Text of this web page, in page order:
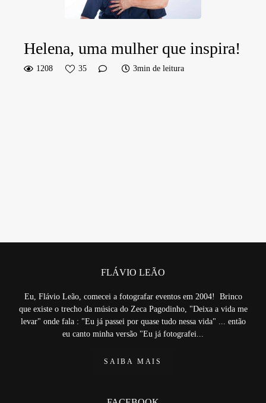
Helena, uma mulher que inspira!
1208 35 3min de leitura
FLÁVIO LEÃO
Eu, Flávio Leão, comecei a fotografar eventos em 2004! Brinco
que existe o trecho da música do Zeca Pagodinho, "Deixa a vida me
levar" onde fala : "Eu já passei por quase tudo nessa vida" ... então
eu canto minha versão "Eu já fotografei...
SAIBA MAIS